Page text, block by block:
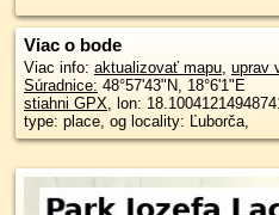
Viac o bode
Viac info: aktualizovať mapu, uprav
Súradnice: 48°57'43"N, 18°6'1"E
stiahni GPX, lon:
type: place, og locality: Ľuborča,